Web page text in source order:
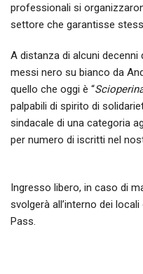
professionali si
settore che garantisse
A distanza di alcuni
messi nero su bianco da
quello che oggi è “
palpabili di spirito di
sindacale di una categoria
per numero di iscritti nel
Ingresso libero, in caso di
svolgerà all’interno dei
Pass.